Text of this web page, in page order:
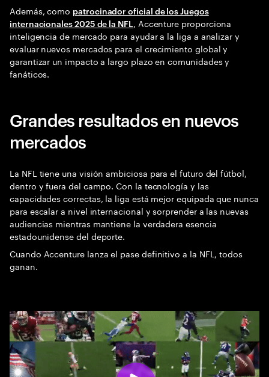
Además, como patrocinador oficial de los Juegos
internacionales 2025 de la NFL, Accenture proporciona
inteligencia de mercado para ayudar a la liga a analizar y
evaluar nuevos mercados para el crecimiento global y
garantizar un impacto a largo plazo en comunidades y
fanáticos.
Grandes resultados en nuevos
mercados
La NFL tiene una visión ambiciosa para el futuro del fútbol,
dentro y fuera del campo. Con la tecnología y las
capacidades correctas, la liga está mejor equipada que nunca
para escalar a nivel internacional y sorprender a las nuevas
audiencias mientras mantiene la verdadera esencia
estadounidense del deporte.
Cuando Accenture lanza el pase definitivo a la NFL, todos
ganan.